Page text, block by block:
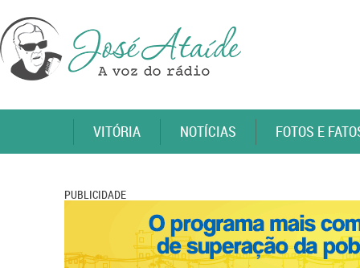
VITÓRIA NOTÍCIAS FOTOS E
PUBLICIDADE